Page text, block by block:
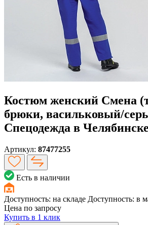
Костюм женский Смена
брюки, васильковый/
Спецодежда в Челябинске
Артикул: 87477255
Есть в наличии
Доступность: на складе Доступность: в
Цена по запросу
Купить в 1 клик